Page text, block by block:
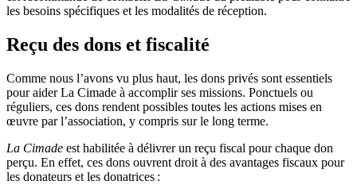
les besoins spécifiques et les modalités de réception.
Reçu des dons et fiscalité
Comme nous l’avons vu plus haut, les dons privés sont essentiels
pour aider La Cimade à accomplir ses missions. Ponctuels ou
réguliers, ces dons rendent possibles toutes les actions mises en
œuvre par l’association, y compris sur le long terme.
La Cimade est habilitée à délivrer un reçu fiscal pour chaque don
perçu. En effet, ces dons ouvrent droit à des avantages fiscaux pour
les donateurs et les donatrices :